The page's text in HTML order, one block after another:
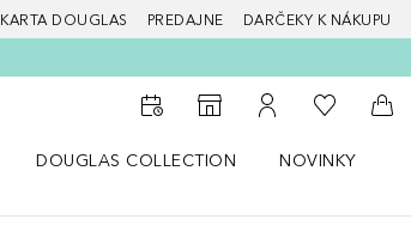
KARTA DOUGLAS PREDAJNE DARČEKY K NÁKUPU
Do vyhľadávača predajní
Do môjho účtu
Do môjho
Do
DOUGLAS COLLECTION
NOVINKY